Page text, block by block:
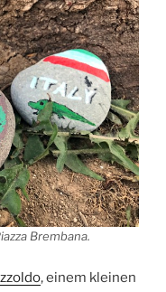
Brembana.
, einem kleinen